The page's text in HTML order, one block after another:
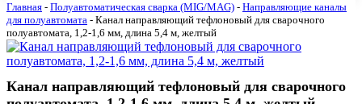
Главная - Полуавтоматическая сварка (MIG/MAG) - Направляющие каналы
для полуавтомата - Канал направляющий тефлоновый для сварочного
полуавтомата, 1,2-1,6 мм, длина 5,4 м, желтый
Канал направляющий тефлоновый для сварочного